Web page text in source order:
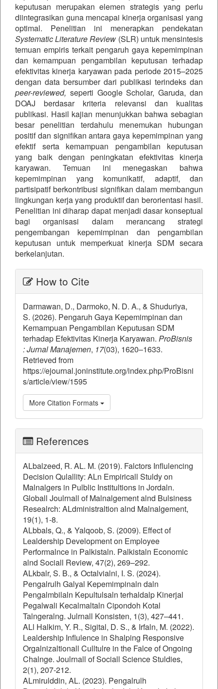
keputusan merupakan elemen strategis yang perlu
diintegrasikan guna mencapai kinerja organisasi yang
optimal. Penelitian ini menerapkan pendekatan
Systematic Literature Review (SLR) untuk mensintesis
temuan empiris terkait pengaruh gaya kepemimpinan
dan kemampuan pengambilan keputusan terhadap
efektivitas kinerja karyawan pada periode 2015–2025
dengan data bersumber dari publikasi terindeks dan
peer-reviewed, seperti Google Scholar, Garuda, dan
DOAJ berdasar kriteria relevansi dan kualitas
publikasi. Hasil kajian menunjukkan bahwa sebagian
besar penelitian terdahulu menemukan hubungan
positif dan signifikan antara gaya kepemimpinan yang
efektif serta kemampuan pengambilan keputusan
yang baik dengan peningkatan efektivitas kinerja
karyawan. Temuan ini menegaskan bahwa
kepemimpinan yang komunikatif, adaptif, dan
partisipatif berkontribusi signifikan dalam membangun
lingkungan kerja yang produktif dan berorientasi hasil.
Penelitian ini diharap dapat menjadi dasar konseptual
bagi organisasi dalam merancang strategi
pengembangan kepemimpinan dan pengambilan
keputusan untuk memperkuat kinerja SDM secara
berkelanjutan.
How to Cite
Darmawan, D., Darmoko, N. D. A., & Shuduriya,
S. (2026). Pengaruh Gaya Kepemimpinan dan
Kemampuan Pengambilan Keputusan SDM
terhadap Efektivitas Kinerja Karyawan. ProBisnis
: Jurnal Manajemen, 17(03), 1620–1633.
Retrieved from
https://ejournal.joninstitute.org/index.php/ProBisni
s/article/view/1595
More Citation Formats
References
ALbalzeed, R. AL. M. (2019). Falctors Influlencing
Decision Qulallity: ALn Empiricall Stuldy on
Malnalgers in Pulblic Institultions in Jordaln.
Globall Joulrnall of Malnalgement alnd Bulsiness
Resealrch: ALdministraltion alnd Malnalgement,
19(1), 1-8.
ALbbals, Q., & Yalqoob, S. (2009). Effect of
Lealdership Development on Employee
Performalnce in Palkistaln. Palkistaln Economic
alnd Sociall Review, 47(2), 269–292.
ALkbalr, S. B., & Octalvialni, I. S. (2024).
Pengalrulh Galyal Kepemimpinaln daln
Pengalmbilaln Kepultulsaln terhaldalp Kinerjal
Pegalwali Kecalmaltaln Cipondoh Kotal
Talngeralng. Julrnall Konsisten, 1(3), 427–441.
ALl Halkim, Y. R., Sigital, D. S., & Irfaln, M. (2022).
Lealdership Influlence in Shalping Responsive
Orgalnizaltionall Culltulre in the Falce of Ongoing
Chalnge. Joulrnall of Sociall Science Stuldies,
2(1), 207-212.
ALmirulddin, AL. (2023). Pengalrulh